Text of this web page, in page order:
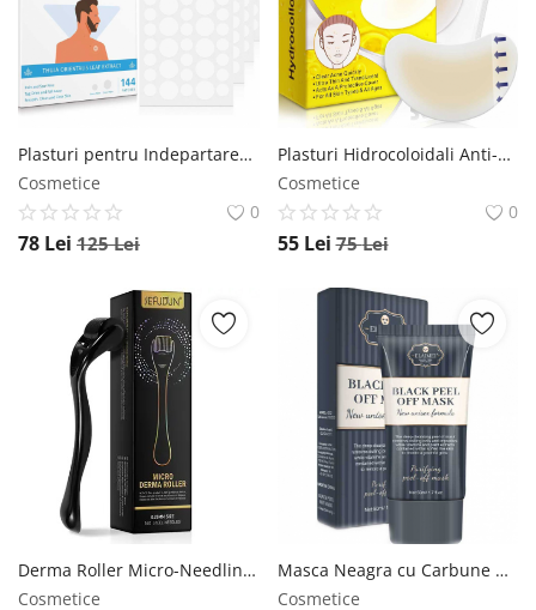
Plasturi pentru Indepartarea Negilor si Cosurilor, Set Tratament Local 144 bucati NOVA KISS
Cosmetice
0
78 Lei 125Lei
Plasturi Hidrocoloidali Anti-Acnee, Set 20 Bucati, Transparenti, Ultra-subtiri, Formula Premium NOVA KISS
Cosmetice
0
55 Lei 75Lei
Derma Roller Micro-Needling cu 540 Micro-Ace din Otel, 0.25 m, Pentru Piele si Scalp NOVA KISS
Cosmetice
Masca Neagra cu Carbune Activ, Rozmarin si Galbenele, Curatare si Detoxifiere Ten, 50 ml ELAIMEI
Cosmetice